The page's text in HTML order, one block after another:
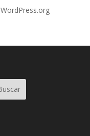
WordPress.org